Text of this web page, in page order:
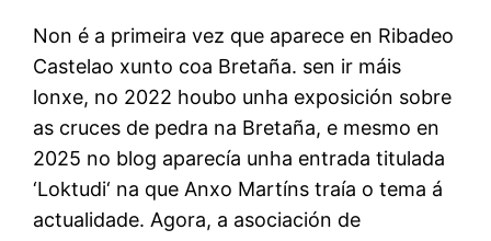
Non é a primeira vez que aparece en Ribadeo
Castelao xunto coa Bretaña. sen ir máis
lonxe, no 2022 houbo unha exposición sobre
as cruces de pedra na Bretaña, e mesmo en
2025 no blog aparecía unha entrada titulada
‘Loktudi‘ na que Anxo Martíns traía o tema á
actualidade. Agora, a asociación de